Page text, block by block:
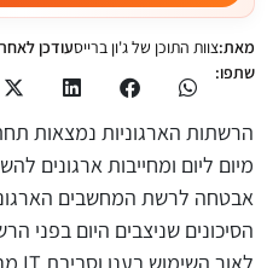
מאת:צוות התוכן של ג'ון ברייסעודכן
שתפו:
הרשתות הארגוניות נמצאות
מיום ליום ומחייבות ארגונים
אבטחה לרשת המחשבים
הסיכונים שניצבים היום בפני